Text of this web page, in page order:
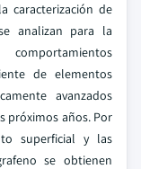
caracterización de
analizan para la
de elementos
avanzados
próximos años. Por
superficial y las
se obtienen